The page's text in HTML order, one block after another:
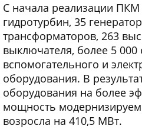
С начала реализации
гидротурбин, 35
трансформаторов, 263
выключателя, более 5 000
вспомогательного и
оборудования. В
оборудования на более
мощность
возросла на 410,5 МВт.